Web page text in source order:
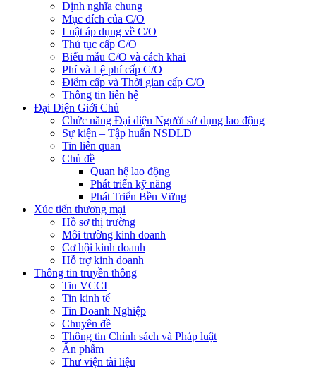
Định nghĩa chung
Mục đích của C/O
Luật áp dụng về C/O
Thủ tục cấp C/O
Biểu mẫu C/O và cách khai
Phí và Lệ phí cấp C/O
Điểm cấp và Thời gian cấp C/O
Thông tin liên hệ
Đại Diện Giới Chủ
Chức năng Đại diện Người sử dụng lao động
Sự kiện – Tập huấn NSDLĐ
Tin liên quan
Chủ đề
Quan hệ lao động
Phát triển kỹ năng
Phát Triển Bền Vững
Xúc tiến thương mại
Hồ sơ thị trường
Môi trường kinh doanh
Cơ hội kinh doanh
Hỗ trợ kinh doanh
Thông tin truyền thông
Tin VCCI
Tin kinh tế
Tin Doanh Nghiệp
Chuyên đề
Thông tin Chính sách và Pháp luật
Ấn phẩm
Thư viện tài liệu